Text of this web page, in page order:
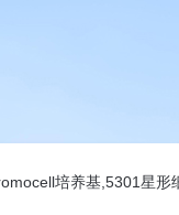
培养基,5301星形